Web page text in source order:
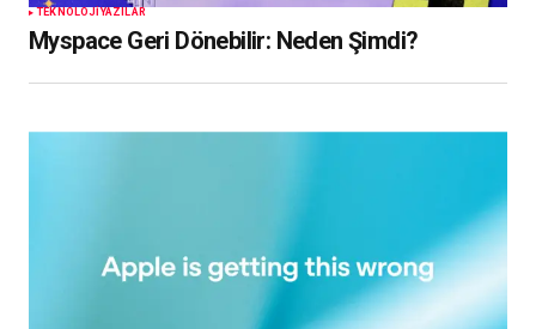
TEKNOLOJIYAZILAR
Myspace Geri Dönebilir: Neden Şimdi?